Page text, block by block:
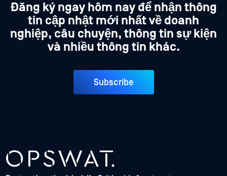
Đăng ký ngay hôm nay để nhận thông
tin cập nhật mới nhất về doanh
nghiệp, câu chuyện, thông tin sự kiện
và nhiều thông tin khác.
Subscribe